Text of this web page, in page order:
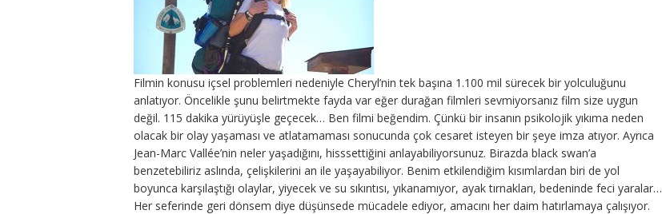
Filmin konusu içsel problemleri nedeniyle Cheryl’nin tek başına 1.100 mil sürecek bir yolculuğunu
anlatıyor. Öncelikle şunu belirtmekte fayda var eğer durağan filmleri sevmiyorsanız film size uygun
değil. 115 dakika yürüyüşle geçecek… Ben filmi beğendim. Çünkü bir insanın psikolojik yıkıma neden
olacak bir olay yaşaması ve atlatamaması sonucunda çok cesaret isteyen bir şeye imza atıyor. Ayrıca
Jean-Marc Vallée’nin neler yaşadığını, hisssettiğini anlayabiliyorsunuz. Birazda black swan’a
benzetebiliriz aslında, çelişkilerini an ile yaşayabiliyor. Benim etkilendiğim kısımlardan biri de yol
boyunca karşılaştığı olaylar, yiyecek ve su sıkıntısı, yıkanamıyor, ayak tırnakları, bedeninde feci yaralar…
Her seferinde geri dönsem diye düşünsede mücadele ediyor, amacını her daim hatırlamaya çalışıyor.